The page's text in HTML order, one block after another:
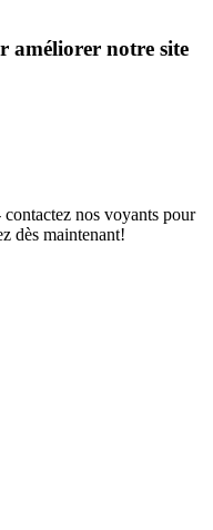
améliorer notre site
nos voyants pour
dès maintenant!